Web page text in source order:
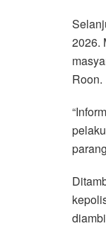
2026.
Roon.